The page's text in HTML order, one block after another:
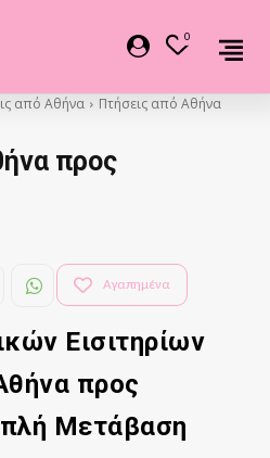
0
από Αθήνα
Πτήσεις από Αθήνα
προς
Αγαπημένα
Εισιτηρίων
προς
Μετάβαση